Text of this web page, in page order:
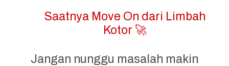
Saatnya Move On dari Limbah
Kotor 🚀
Jangan nunggu masalah makin